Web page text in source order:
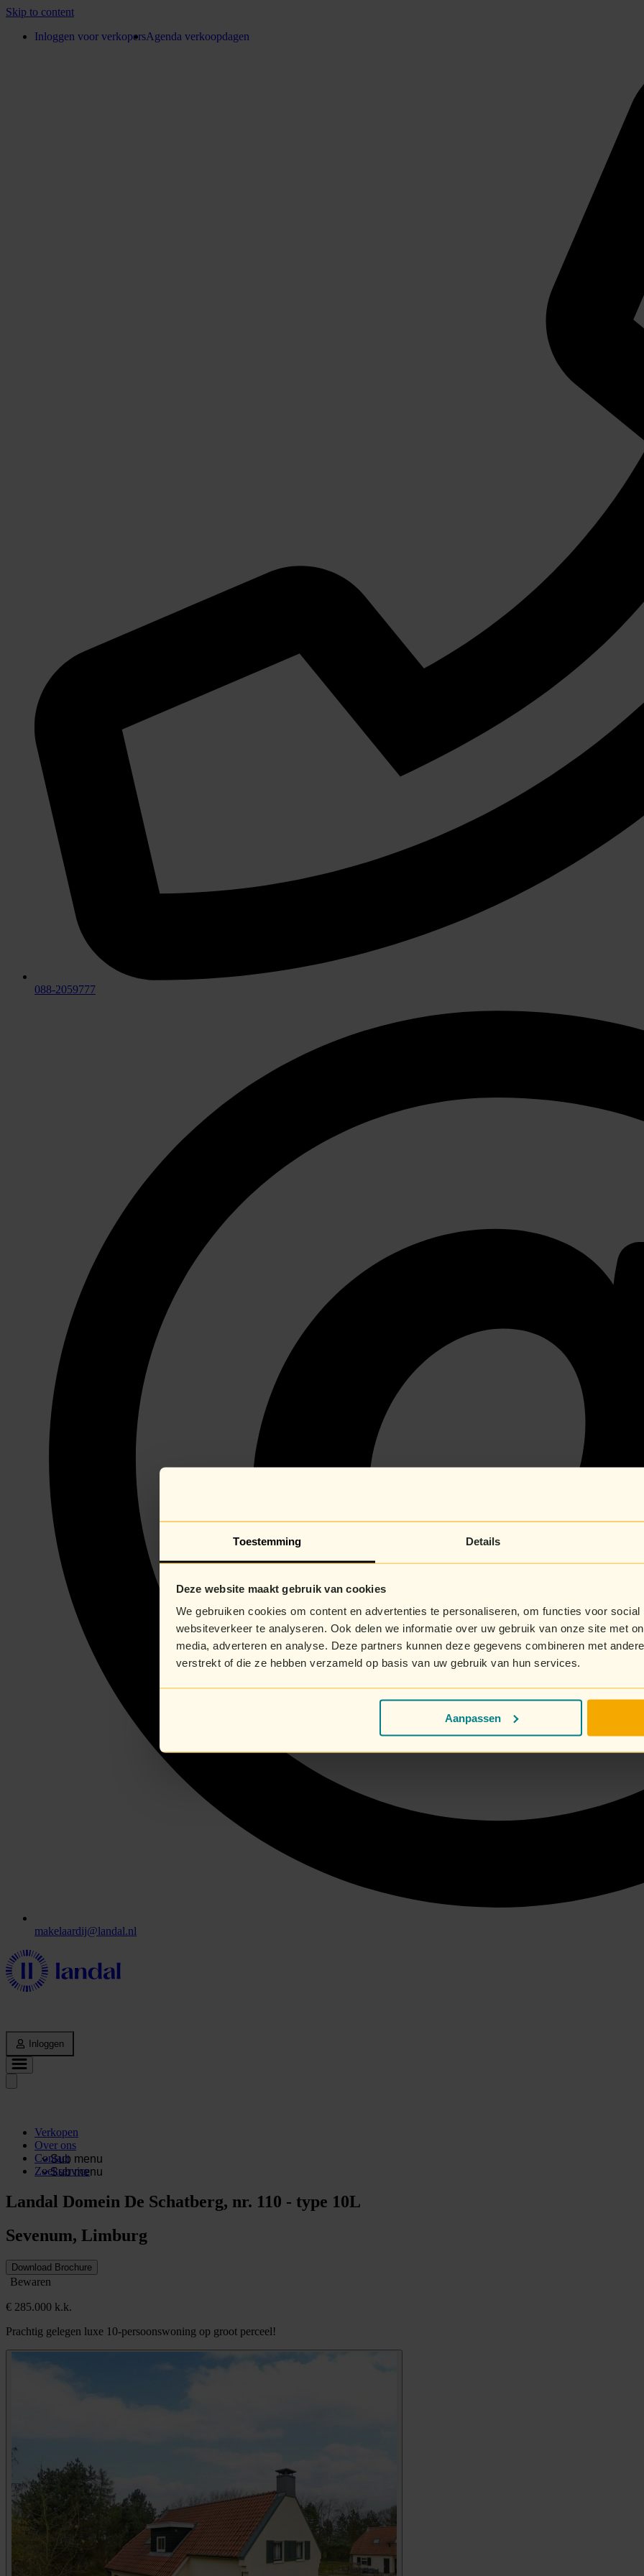
Toestemming Details
Deze website maakt gebruik van cookies
We gebruiken cookies om content en advertenties te personaliseren, om functies voor
websiteverkeer te analyseren. Ook delen we informatie over uw gebruik van onze site met
media, adverteren en analyse. Deze partners kunnen deze gegevens combineren met
verstrekt of die ze hebben verzameld op basis van uw gebruik van hun services.
Aanpassen
Skip to content
Inloggen voor verkopersAgenda verkoopdagen
088-2059777
makelaardij@landal.nl
Inloggen
Verkopen
Over ons
Sub menu
Contact
Sub menu
Zoekservice
Landal Domein De Schatberg, nr. 110 - type 10L
Sevenum, Limburg
Download Brochure
Bewaren
€ 285.000 k.k.
Prachtig gelegen luxe 10-persoonswoning op groot perceel!